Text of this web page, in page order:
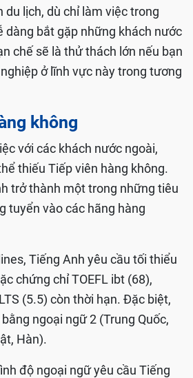
du lịch, dù chỉ làm việc trong
dàng bắt gặp những khách nước
chế sẽ là thử thách lớn nếu bạn
ở lĩnh vực này trong tương
không
với các khách nước ngoài,
thiếu Tiếp viên hàng không.
trở thành một trong những tiêu
tuyển vào các hãng hàng
Tiếng Anh yêu cầu tối thiểu
chứng chỉ TOEFL ibt (68),
(5.5) còn thời hạn. Đặc biệt,
ngoại ngữ 2 (Trung Quốc,
Hàn).
độ ngoại ngữ yêu cầu Tiếng